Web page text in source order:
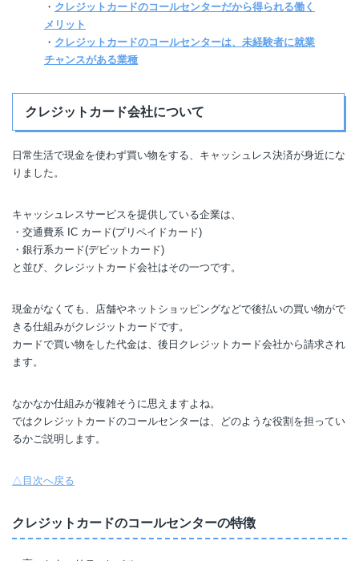
・ クレジットカードのコールセンターだから得られる働く
メリット
・ クレジットカードのコールセンターは、未経験者に就業
チャンスがある業種
クレジットカード会社について
日常生活で現金を使わず買い物をする、キャッシュレス決済が身近にな
りました。
キャッシュレスサービスを提供している企業は、
・交通費系 IC カード(プリペイドカード)
・銀行系カード(デビットカード)
と並び、クレジットカード会社はその一つです。
現金がなくても、店舗やネットショッピングなどで後払いの買い物がで
きる仕組みがクレジットカードです。
カードで買い物をした代金は、後日クレジットカード会社から請求され
ます。
なかなか仕組みが複雑そうに思えますよね。
ではクレジットカードのコールセンターは、どのような役割を担ってい
るかご説明します。
△目次へ戻る
クレジットカードのコールセンターの特徴